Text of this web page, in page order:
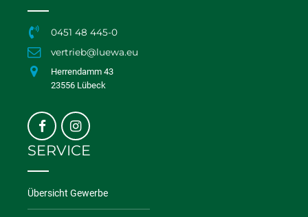
0451 48 445-0
vertrieb@luewa.eu
Herrendamm 43
23556 Lübeck
SERVICE
Übersicht Gewerbe